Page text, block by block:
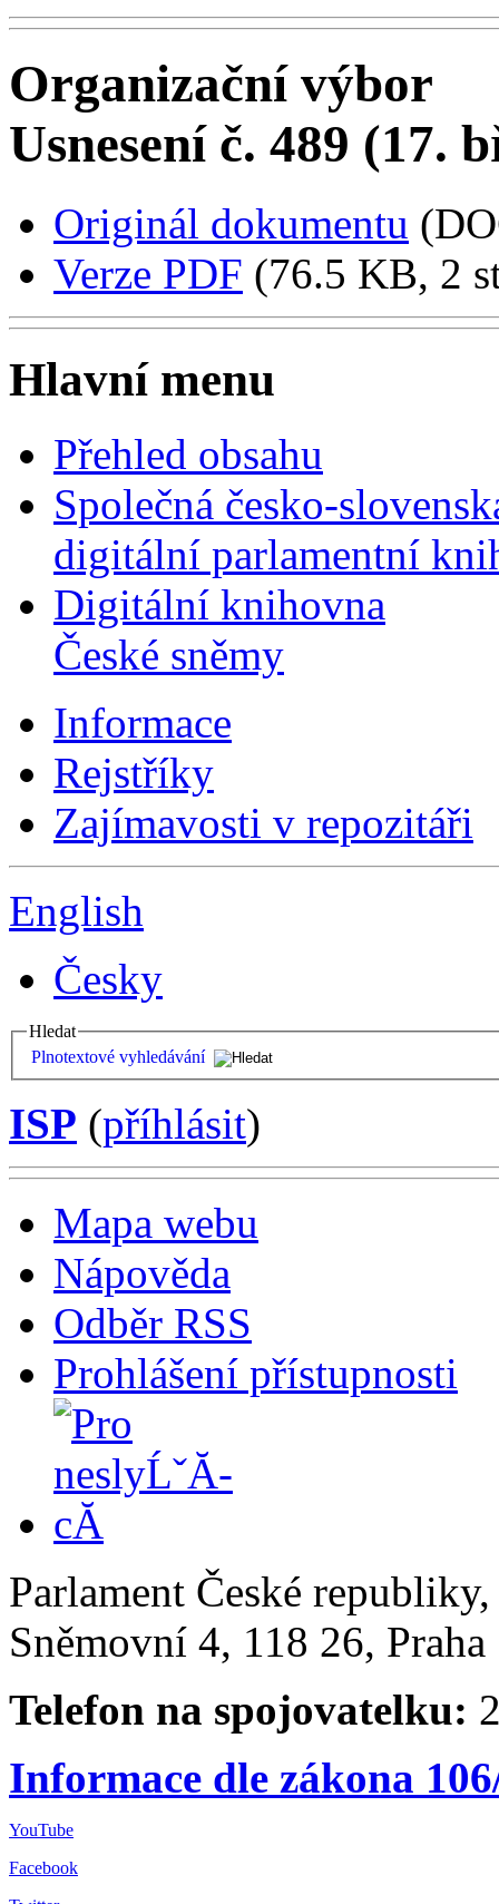
Organizační výbor
Usnesení č. 489 (17.
Originál dokumentu
Verze PDF (76.5 KB, 2
Hlavní menu
Přehled obsahu
Společná česko-
digitální parlamentní
Digitální knihovna
České sněmy
Informace
Rejstříky
Zajímavosti v repozitáři
English
Česky
Hledat
Plnotextové vyhledávání
ISP (příhlásit)
Mapa webu
Nápověda
Odběr RSS
Prohlášení přístupnosti
Parlament České
Sněmovní 4, 118 26,
Telefon na spojovatelku:
Informace dle zákona
YouTube
Facebook